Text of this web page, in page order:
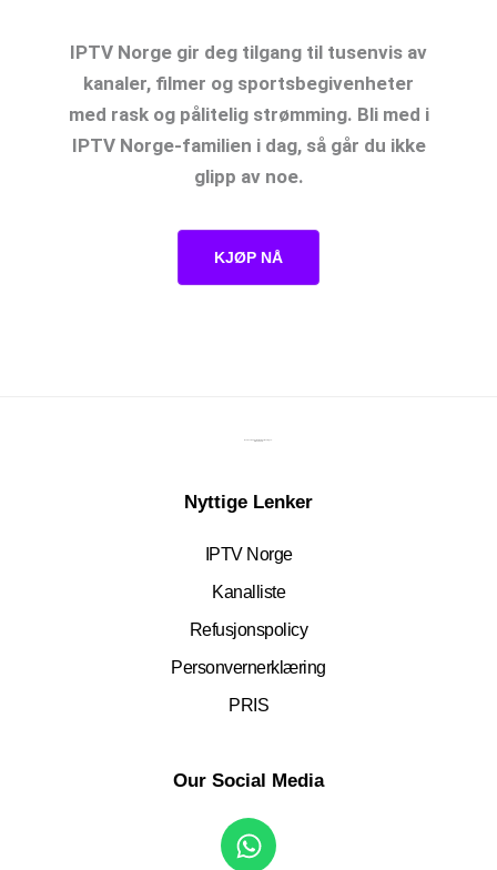
IPTV Norge gir deg tilgang til tusenvis av
kanaler, filmer og sportsbegivenheter
med rask og pålitelig strømming. Bli med i
IPTV Norge-familien i dag, så går du ikke
glipp av noe.
KJØP NÅ
Nyttige Lenker
IPTV Norge
Kanalliste
Refusjonspolicy
Personvernerklæring
PRIS
Our Social Media